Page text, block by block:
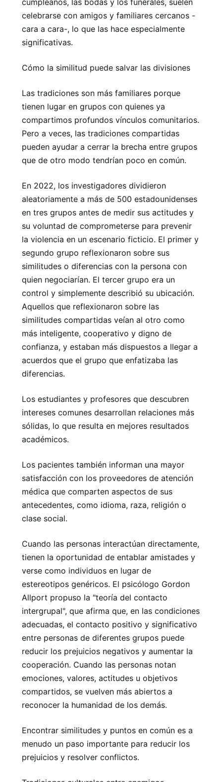
celebrarse con amigos y familiares cercanos -
cara a cara-, lo que las hace especialmente
significativas.
Cómo la similitud puede salvar las divisiones
Las tradiciones son más familiares porque
tienen lugar en grupos con quienes ya
compartimos profundos vínculos comunitarios.
Pero a veces, las tradiciones compartidas
pueden ayudar a cerrar la brecha entre grupos
que de otro modo tendrían poco en común.
En 2022, los investigadores dividieron
aleatoriamente a más de 500 estadounidenses
en tres grupos antes de medir sus actitudes y
su voluntad de comprometerse para prevenir
la violencia en un escenario ficticio. El primer y
segundo grupo reflexionaron sobre sus
similitudes o diferencias con la persona con
quien negociarían. El tercer grupo era un
control y simplemente describió su ubicación.
Aquellos que reflexionaron sobre las
similitudes compartidas veían al otro como
más inteligente, cooperativo y digno de
confianza, y estaban más dispuestos a llegar a
acuerdos que el grupo que enfatizaba las
diferencias.
Los estudiantes y profesores que descubren
intereses comunes desarrollan relaciones más
sólidas, lo que resulta en mejores resultados
académicos.
Los pacientes también informan una mayor
satisfacción con los proveedores de atención
médica que comparten aspectos de sus
antecedentes, como idioma, raza, religión o
clase social.
Cuando las personas interactúan directamente,
tienen la oportunidad de entablar amistades y
verse como individuos en lugar de
estereotipos genéricos. El psicólogo Gordon
Allport propuso la "teoría del contacto
intergrupal", que afirma que, en las condiciones
adecuadas, el contacto positivo y significativo
entre personas de diferentes grupos puede
reducir los prejuicios negativos y aumentar la
cooperación. Cuando las personas notan
emociones, valores, actitudes u objetivos
compartidos, se vuelven más abiertos a
reconocer la humanidad de los demás.
Encontrar similitudes y puntos en común es a
menudo un paso importante para reducir los
prejuicios y resolver conflictos.